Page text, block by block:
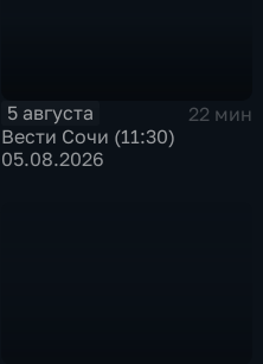
5 августа
22 мин
Вести Сочи (11:30)
05.08.2026